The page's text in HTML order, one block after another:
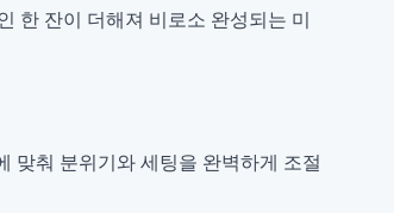
한 잔이 더해져 비로소 완성되는 미
맞춰 분위기와 세팅을 완벽하게 조절